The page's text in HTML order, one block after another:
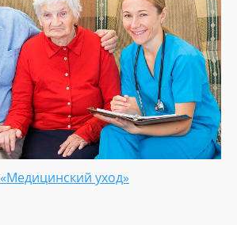
«Медицинский уход»